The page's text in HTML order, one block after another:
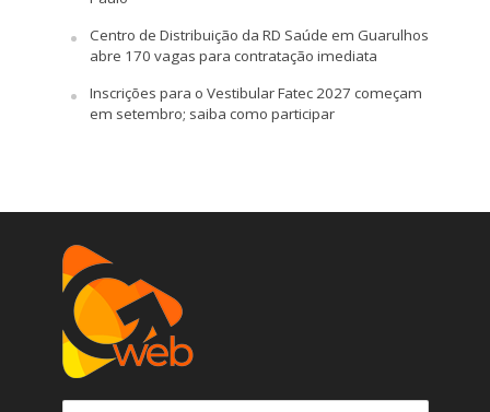
Centro de Distribuição da RD Saúde em Guarulhos
abre 170 vagas para contratação imediata
Inscrições para o Vestibular Fatec 2027 começam
em setembro; saiba como participar